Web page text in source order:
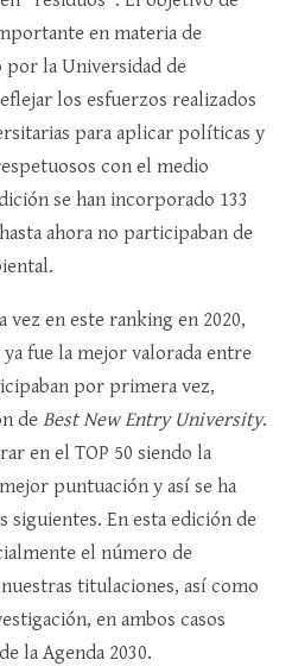
en materia de
la Universidad de
los esfuerzos realizados
para aplicar políticas y
con el medio
se han incorporado 133
ahora no participaban de
en este ranking en 2020,
fue la mejor valorada entre
por primera vez,
de Best New Entry University.
en el TOP 50 siendo la
puntuación y así se ha
siguientes. En esta edición de
el número de
titulaciones, así como
en ambos casos
la Agenda 2030.